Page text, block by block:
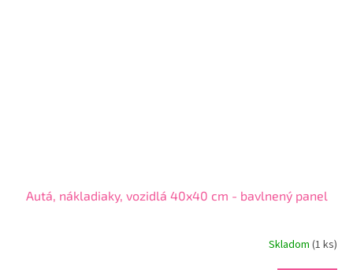
Autá, nákladiaky, vozidlá 40x40 cm - bavlnený panel
Skladom (1 ks)